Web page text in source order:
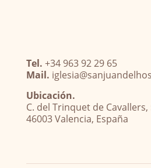
Tel. +34 963 92 29 65
Mail.
Ubicación.
C. del Trinquet de Cavallers,
46003 Valencia, España